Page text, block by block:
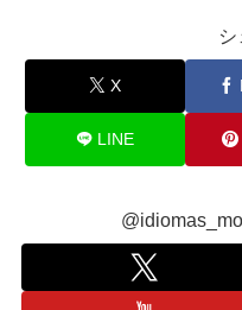
シ
X
LINE